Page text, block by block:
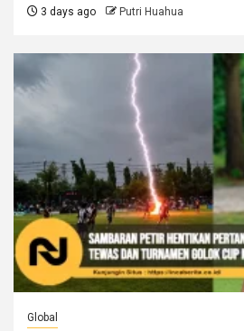
3 days ago Putri Huahua
Global